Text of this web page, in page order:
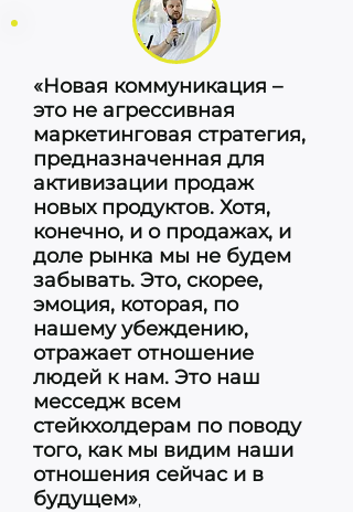
«Новая коммуникация –
это не агрессивная
маркетинговая стратегия,
предназначенная для
активизации продаж
новых продуктов. Хотя,
конечно, и о продажах, и
доле рынка мы не будем
забывать. Это, скорее,
эмоция, которая, по
нашему убеждению,
отражает отношение
людей к нам. Это наш
месседж всем
стейкхолдерам по поводу
того, как мы видим наши
отношения сейчас и в
будущем»,